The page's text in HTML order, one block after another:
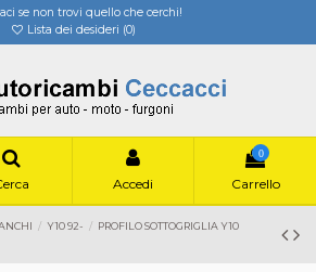
se non trovi quello che cerchi!
Lista dei desideri (0)
Accedi
0
Carrello
Y10 92-
PROFILO SOTTOGRIGLIA Y10